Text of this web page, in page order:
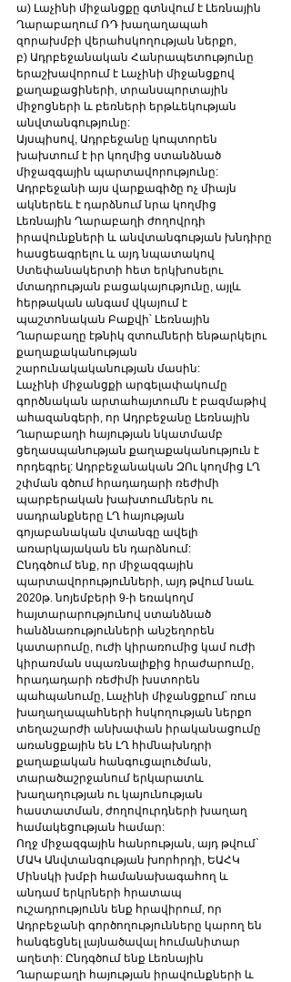
ա) Լաչինի միջանցքը գտնվում է Լեռնային
Ղարաբաղում ՌԴ խաղաղապահ
զորախմբի վերահսկողության ներքո,
բ) Ադրբեջանական Հանրապետությունը
երաշխավորում է Լաչինի միջանցքով
քաղաքացիների, տրանսպորտային
միջոցների և բեռների երթևեկության
անվտանգությունը:
Այսպիսով, Ադրբեջանը կոպտորեն
խախտում է իր կողմից ստանձնած
միջազգային պարտավորությունը:
Ադրբեջանի այս վարքագիծը ոչ միայն
ակներեև է դարձնում նրա կողմից
Լեռնային Ղարաբաղի ժողովրդի
իրավունքների և անվտանգության խնդիրը
հասցեագրելու և այդ նպատակով
Ստեփանակերտի հետ երկխոսելու
մտադրության բացակայությունը, այլև
հերթական անգամ վկայում է
պաշտոնական Բաքվի՝ Լեռնային
Ղարաբաղը էթնիկ զտումների ենթարկելու
քաղաքականության
շարունակականության մասին:
Լաչինի միջանցքի արգելափակումը
գործնական արտահայտումն է բազմաթիվ
ահազանգերի, որ Ադրբեջանը Լեռնային
Ղարաբաղի հայության նկատմամբ
ցեղասպանության քաղաքականություն է
որդեգրել: Ադրբեջանական ԶՈւ կողմից ԼՂ
շփման գծում հրադադարի ռեժիմի
պարբերական խախտումներն ու
սադրանքները ԼՂ հայության
գոյաբանական վտանգը ավելի
առարկայական են դարձնում:
Ընդգծում ենք, որ միջազգային
պարտավորությունների, այդ թվում նաև
2020թ. նոյեմբերի 9-ի եռակողմ
հայտարարությունով ստանձնած
հանձնառությունների անշեղորեն
կատարումը, ուժի կիրառումից կամ ուժի
կիրառման սպառնալիքից հրաժարումը,
հրադադարի ռեժիմի խստորեն
պահպանումը, Լաչինի միջանցքում՝ ռուս
խաղաղապահների հսկողության ներքո
տեղաշարժի անխափան իրականացումը
առանցքային են ԼՂ հիմնախնդրի
քաղաքական հանգուցալուծման,
տարածաշրջանում երկարատև
խաղաղության ու կայունության
հաստատման, ժողովուրդների խաղաղ
համակեցության համար:
Ողջ միջազգային հանրության, այդ թվում`
ՄԱԿ Անվտանգության խորհրդի, ԵԱՀԿ
Մինսկի խմբի համանախագահող և
անդամ երկրների հրատապ
ուշադրությունն ենք հրավիրում, որ
Ադրբեջանի գործողությունները կարող են
հանգեցնել լայնածավալ հումանիտար
աղետի: Ընդգծում ենք Լեռնային
Ղարաբաղի հայության իրավունքների և